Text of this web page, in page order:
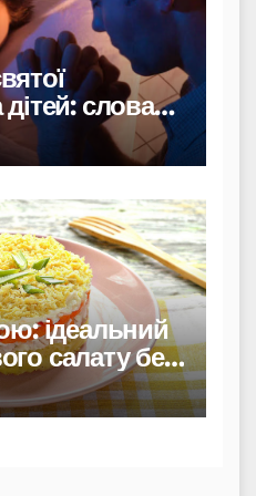
слова
ідеальний
салату без